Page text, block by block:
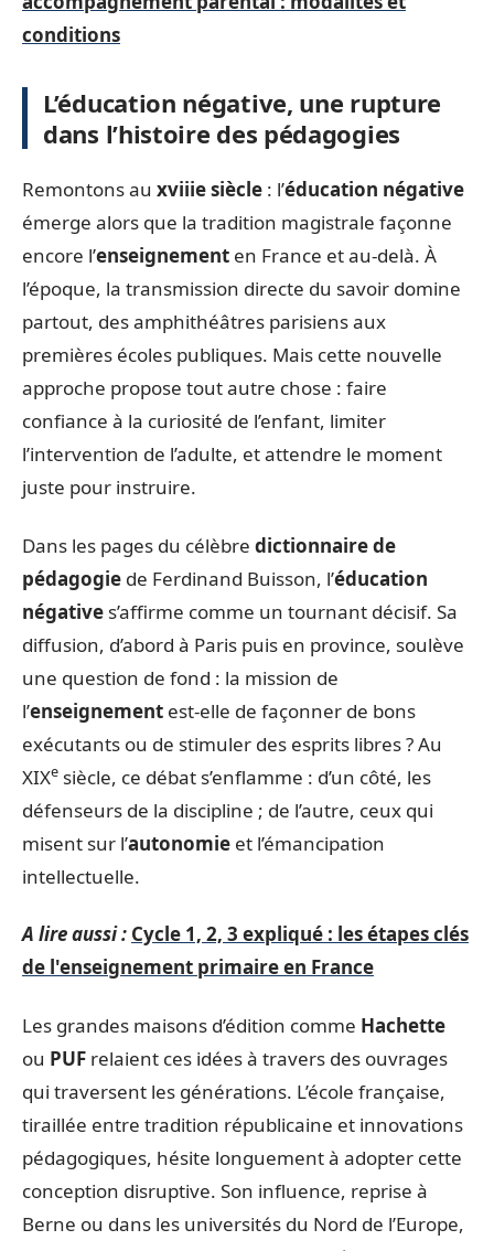
conditions
L’éducation négative, une rupture
dans l’histoire des pédagogies
Remontons au xviiie siècle : l’éducation négative
émerge alors que la tradition magistrale façonne
encore l’enseignement en France et au-delà. À
l’époque, la transmission directe du savoir domine
partout, des amphithéâtres parisiens aux
premières écoles publiques. Mais cette nouvelle
approche propose tout autre chose : faire
confiance à la curiosité de l’enfant, limiter
l’intervention de l’adulte, et attendre le moment
juste pour instruire.
Dans les pages du célèbre dictionnaire de
pédagogie de Ferdinand Buisson, l’éducation
négative s’affirme comme un tournant décisif. Sa
diffusion, d’abord à Paris puis en province, soulève
une question de fond : la mission de
l’enseignement est-elle de façonner de bons
exécutants ou de stimuler des esprits libres ? Au
XIXe siècle, ce débat s’enflamme : d’un côté, les
défenseurs de la discipline ; de l’autre, ceux qui
misent sur l’autonomie et l’émancipation
intellectuelle.
A lire aussi : Cycle 1, 2, 3 expliqué : les étapes clés
de l'enseignement primaire en France
Les grandes maisons d’édition comme Hachette
ou PUF relaient ces idées à travers des ouvrages
qui traversent les générations. L’école française,
tiraillée entre tradition républicaine et innovations
pédagogiques, hésite longuement à adopter cette
conception disruptive. Son influence, reprise à
Berne ou dans les universités du Nord de l’Europe,